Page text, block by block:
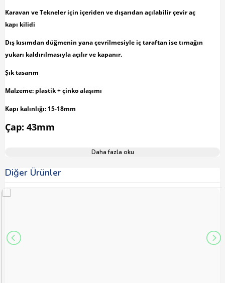
Karavan ve Tekneler için içeriden ve dışarıdan açılabilir çevir aç
kapı kilidi
Dış kısımdan düğmenin yana çevrilmesiyle iç taraftan ise tırnağın
yukarı kaldırılmasıyla açılır ve kapanır.
Şık tasarım
Malzeme: plastik + çinko alaşımı
Kapı kalınlığı: 15-18mm
Çap: 43mm
Daha fazla oku
Diğer Ürünler